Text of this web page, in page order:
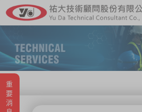
重要消息